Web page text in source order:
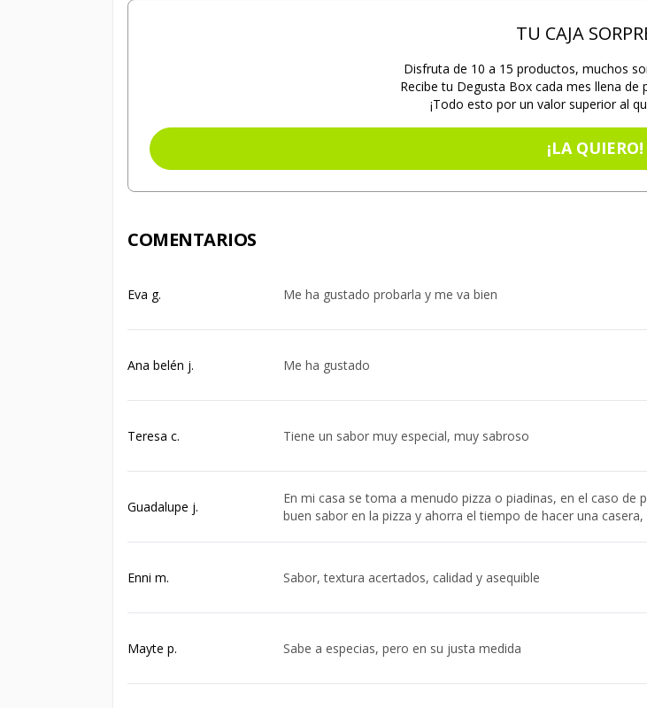
TU CAJA
Disfruta de 10 a 15 productos, muchos
Recibe tu Degusta Box cada mes llena de
¡Todo esto por un valor superior al
¡LA QUIERO!
COMENTARIOS
Eva g. Me ha gustado probarla y me va bien
Ana belén j. Me ha gustado
Teresa c. Tiene un sabor muy especial, muy sabroso
Guadalupe j.
En mi casa se toma a menudo pizza o piadinas, en el caso de
buen sabor en la pizza y ahorra el tiempo de hacer una
Enni m. Sabor, textura acertados, calidad y asequible
Mayte p. Sabe a especias, pero en su justa medida